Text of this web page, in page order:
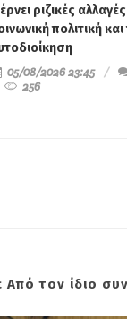
ριζικές
πολιτική και
05/08/2026 23:45
256
Από τον ίδιο